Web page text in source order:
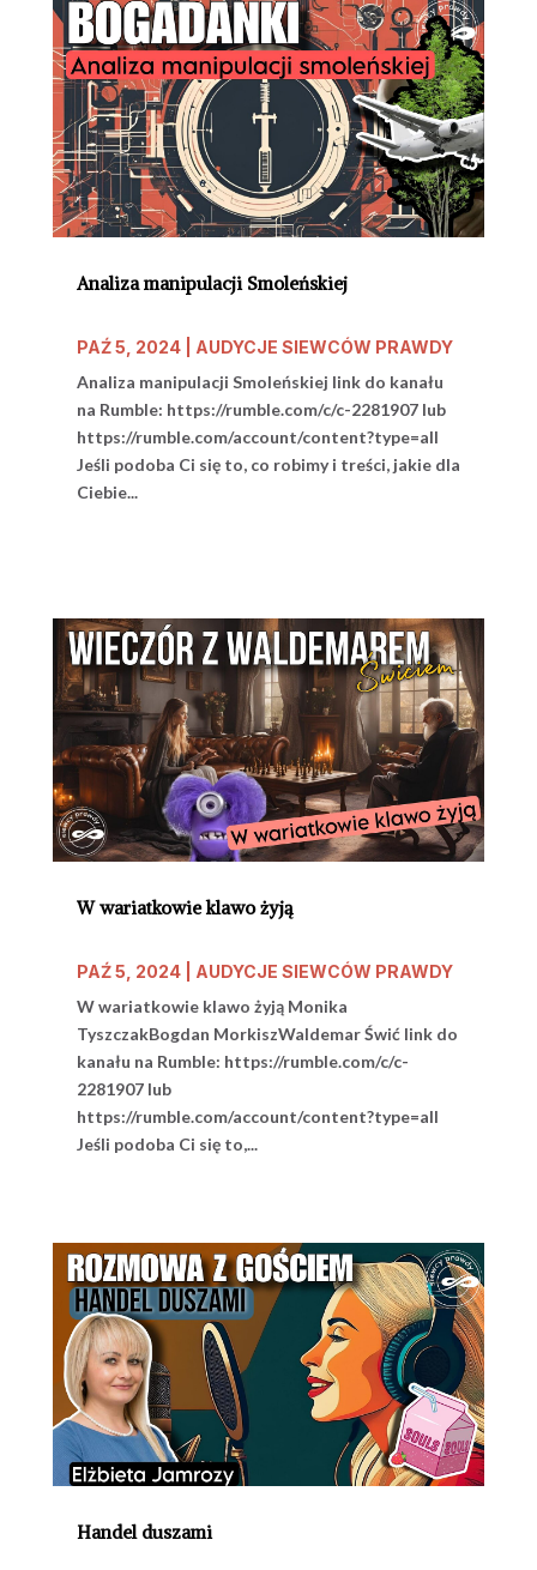
Analiza manipulacji Smoleńskiej
PAŹ 5, 2024| AUDYCJE SIEWCÓW PRAWDY
Analiza manipulacji Smoleńskiej link do kanału
na Rumble: https://rumble.com/c/c-2281907 lub
https://rumble.com/account/content?type=all
Jeśli podoba Ci się to, co robimy i treści, jakie dla
Ciebie...
W wariatkowie klawo żyją
PAŹ 5, 2024| AUDYCJE SIEWCÓW PRAWDY
W wariatkowie klawo żyją Monika
TyszczakBogdan MorkiszWaldemar Świć link do
kanału na Rumble: https://rumble.com/c/c-
2281907 lub
https://rumble.com/account/content?type=all
Jeśli podoba Ci się to,...
Handel duszami